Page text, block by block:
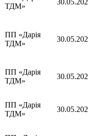
ТДМ»
ПП «Дарія
ТДМ»
ПП «Дарія
ТДМ»
ПП «Дарія
ТДМ»